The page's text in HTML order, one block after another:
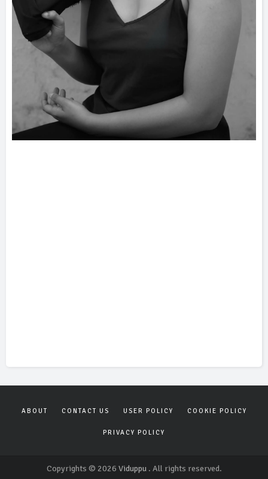
ABOUT CONTACT US USER POLICY COOKIE POLICY
PRIVACY POLICY
Copyrights © 2026 Viduppu. All rights reserved.